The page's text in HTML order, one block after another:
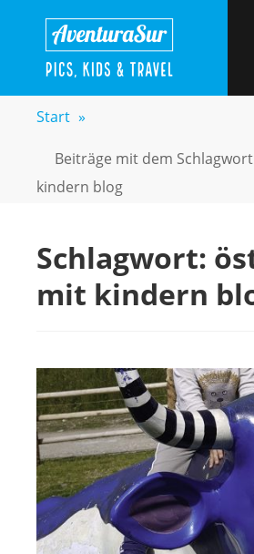
springen
Start »
Beiträge mit dem Schlagwort
kindern blog
Schlagwort:
mit kindern